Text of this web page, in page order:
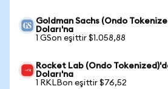
Goldman Sachs (Ondo
Doları'na
1 GSon eşittir $1.058,88
Rocket Lab (Ondo
Doları'na
1 RKLBon eşittir $76,52